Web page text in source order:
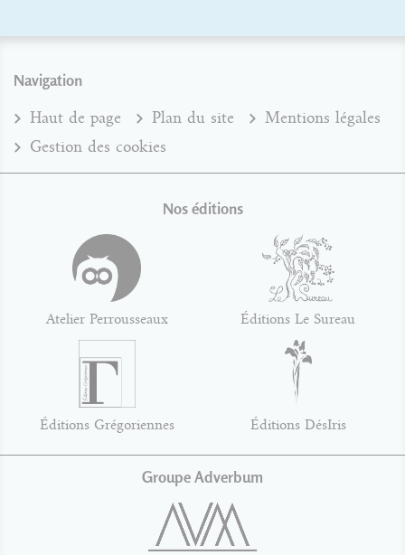
Navigation
Haut de page Plan du site
Mentions légales
Gestion des cookies
Nos éditions
Atelier Perrousseaux Éditions Le Sureau
Éditions Grégoriennes Éditions DésIris
Groupe Adverbum